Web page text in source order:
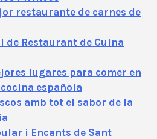
restaurante de carnes de
de Restaurant de Cuina
lugares para comer en
española
amb tot el sabor de la
i Encants de Sant